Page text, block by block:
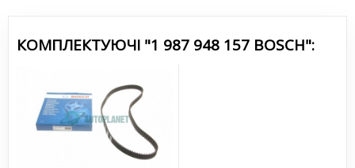
КОМПЛЕКТУЮЧІ "1 987 948 157 BOSCH":